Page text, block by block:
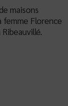
maisons
femme Florence